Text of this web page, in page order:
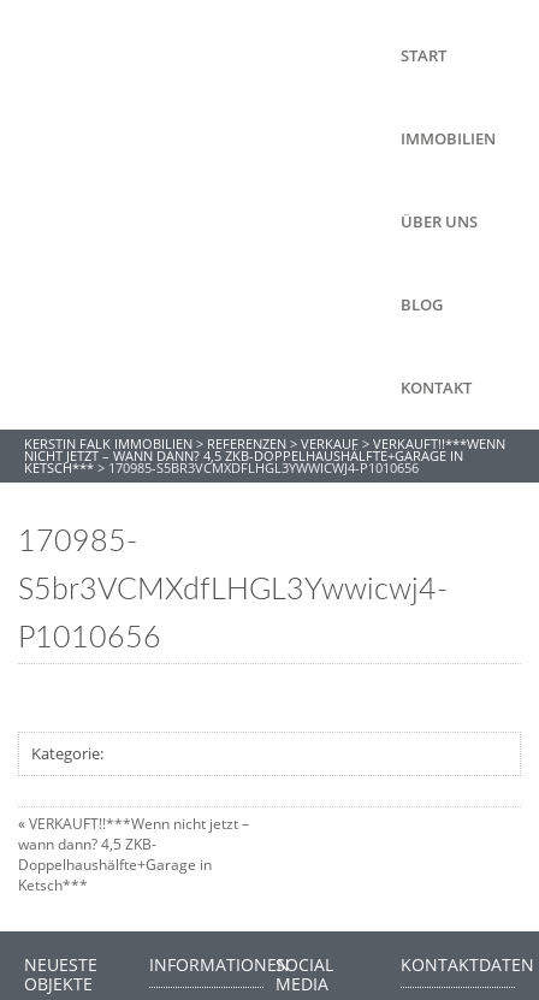
START
IMMOBILIEN
ÜBER UNS
BLOG
KONTAKT
KERSTIN FALK IMMOBILIEN > REFERENZEN > VERKAUF > VERKAUFT!!***WENN
NICHT JETZT – WANN DANN? 4,5 ZKB-DOPPELHAUSHÄLFTE+GARAGE IN
KETSCH*** > 170985-S5BR3VCMXDFLHGL3YWWICWJ4-P1010656
170985-
S5br3VCMXdfLHGL3Ywwicwj4-
P1010656
Kategorie:
«VERKAUFT!!***Wenn nicht jetzt –
wann dann? 4,5 ZKB-
Doppelhaushälfte+Garage in
Ketsch***
NEUESTE
OBJEKTE
INFORMATIONENSOCIAL
MEDIA
KONTAKTDATEN